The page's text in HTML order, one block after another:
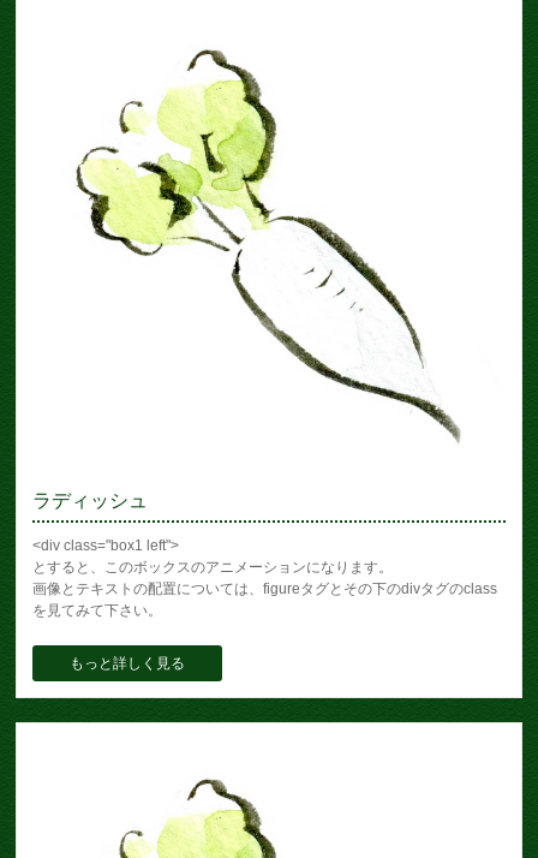
ラディッシュ
<div class="box1 left">
とすると、このボックスのアニメーションになります。
画像とテキストの配置については、figureタグとその下のdivタグのclass
を見てみて下さい。
もっと詳しく見る